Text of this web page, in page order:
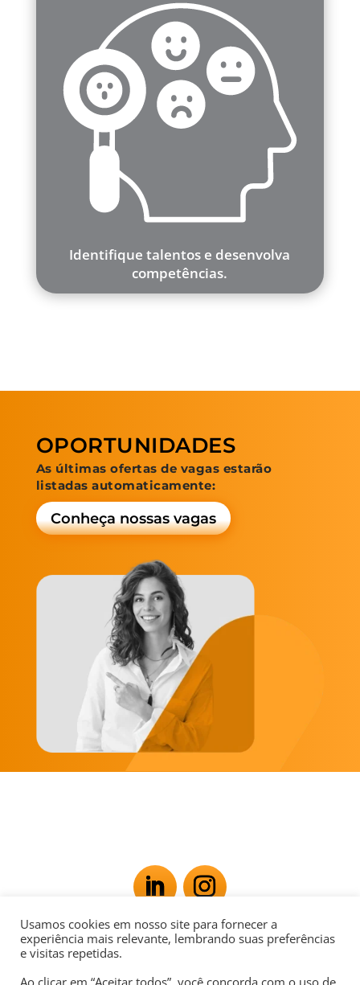
Identifique talentos e desenvolva
competências.
OPORTUNIDADES
As últimas ofertas de vagas estarão
listadas automaticamente:
Conheça nossas vagas
Av. Rio Branco, 181 - Centro, Rio de Janeiro - RJ,
Usamos cookies em nosso site para fornecer a
experiência mais relevante, lembrando suas preferências
e visitas repetidas.
Ao clicar em “Aceitar todos”, você concorda com o uso de